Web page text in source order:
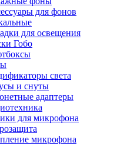
для фонов
для освещения
Гобо
света
и снуты
адаптеры
для микрофона
микрофона